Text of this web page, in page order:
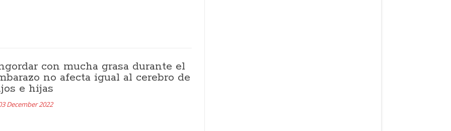
con mucha grasa durante el
no afecta igual al cerebro de
e hijas
December 2022